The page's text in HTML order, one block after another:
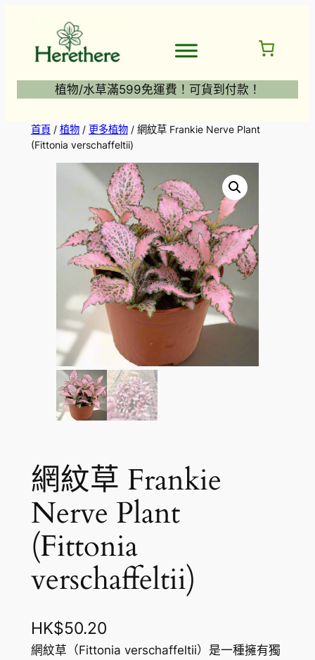
植物/水草滿599免運費！可貨到付款！
首頁/ 植物/ 更多植物/ 網紋草 Frankie Nerve Plant
(Fittonia verschaffeltii)
網紋草 Frankie
Nerve Plant
(Fittonia
verschaffeltii)
HK$50.20
網紋草（Fittonia verschaffeltii）是一種擁有獨